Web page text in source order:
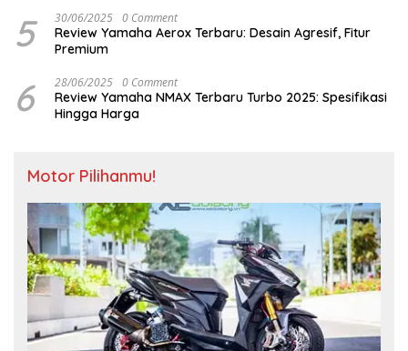
5 30/06/2025 0 Comment
Review Yamaha Aerox Terbaru: Desain Agresif, Fitur
Premium
6 28/06/2025 0 Comment
Review Yamaha NMAX Terbaru Turbo 2025: Spesifikasi
Hingga Harga
Motor Pilihanmu!